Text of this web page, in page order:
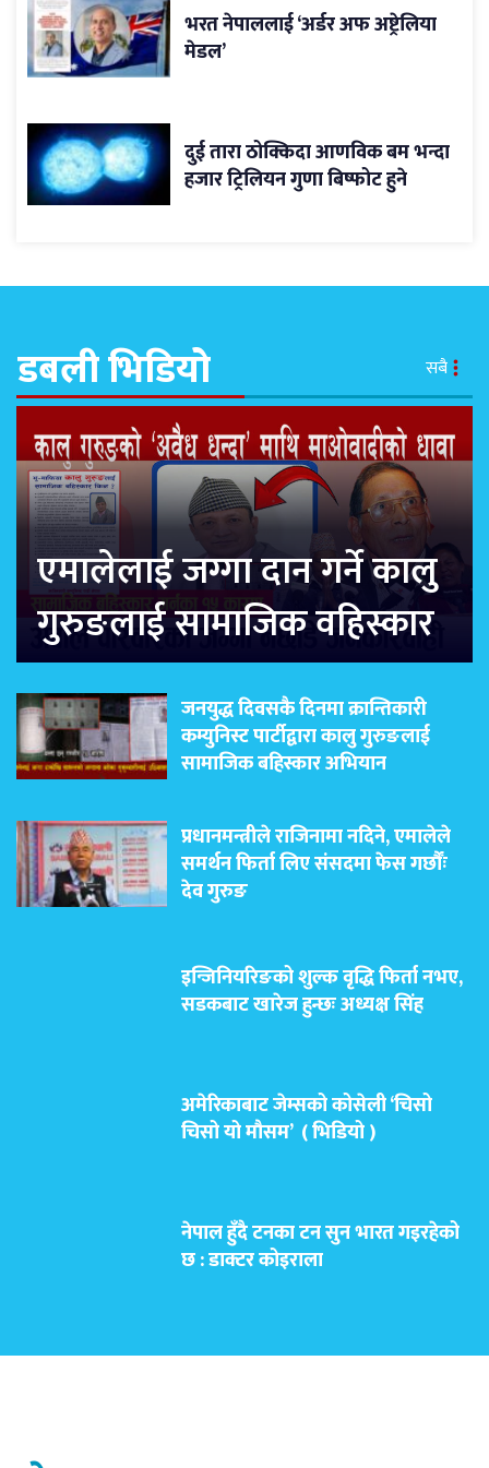
भरत नेपाललाई ‘अर्डर अफ अष्ट्रेलिया
मेडल’
दुई तारा ठोक्किदा आणविक बम भन्दा
हजार ट्रिलियन गुणा बिष्फोट हुने
डबली भिडियो सबै
एमालेलाई जग्गा दान गर्ने कालु
गुरुङलाई सामाजिक वहिस्कार
जनयुद्ध दिवसकै दिनमा क्रान्तिकारी
कम्युनिस्ट पार्टीद्वारा कालु गुरुङलाई
सामाजिक बहिस्कार अभियान
प्रधानमन्त्रीले राजिनामा नदिने, एमालेले
समर्थन फिर्ता लिए संसदमा फेस गर्छौंः
देव गुरुङ
इन्जिनियरिङको शुल्क वृद्धि फिर्ता नभए,
सडकबाट खारेज हुन्छः अध्यक्ष सिंह
अमेरिकाबाट जेम्सको कोसेली ‘चिसो
चिसो यो मौसम’ ( भिडियो )
नेपाल हुँदै टनका टन सुन भारत गइरहेको
छ : डाक्टर कोइराला